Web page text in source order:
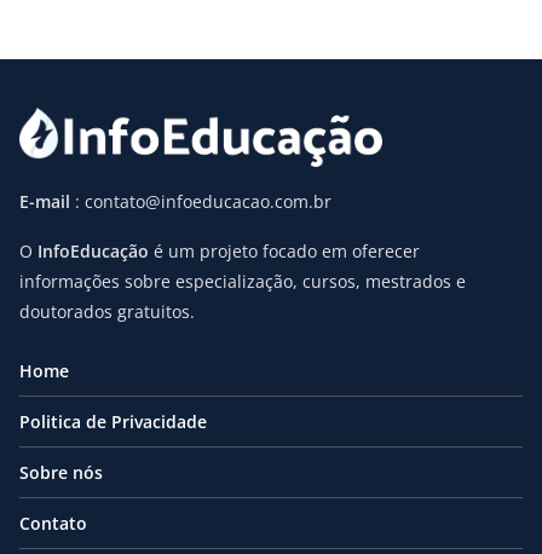
E-mail : contato@infoeducacao.com.br
O InfoEducação é um projeto focado em oferecer
informações sobre especialização, cursos, mestrados e
doutorados gratuitos.
Home
Politica de Privacidade
Sobre nós
Contato